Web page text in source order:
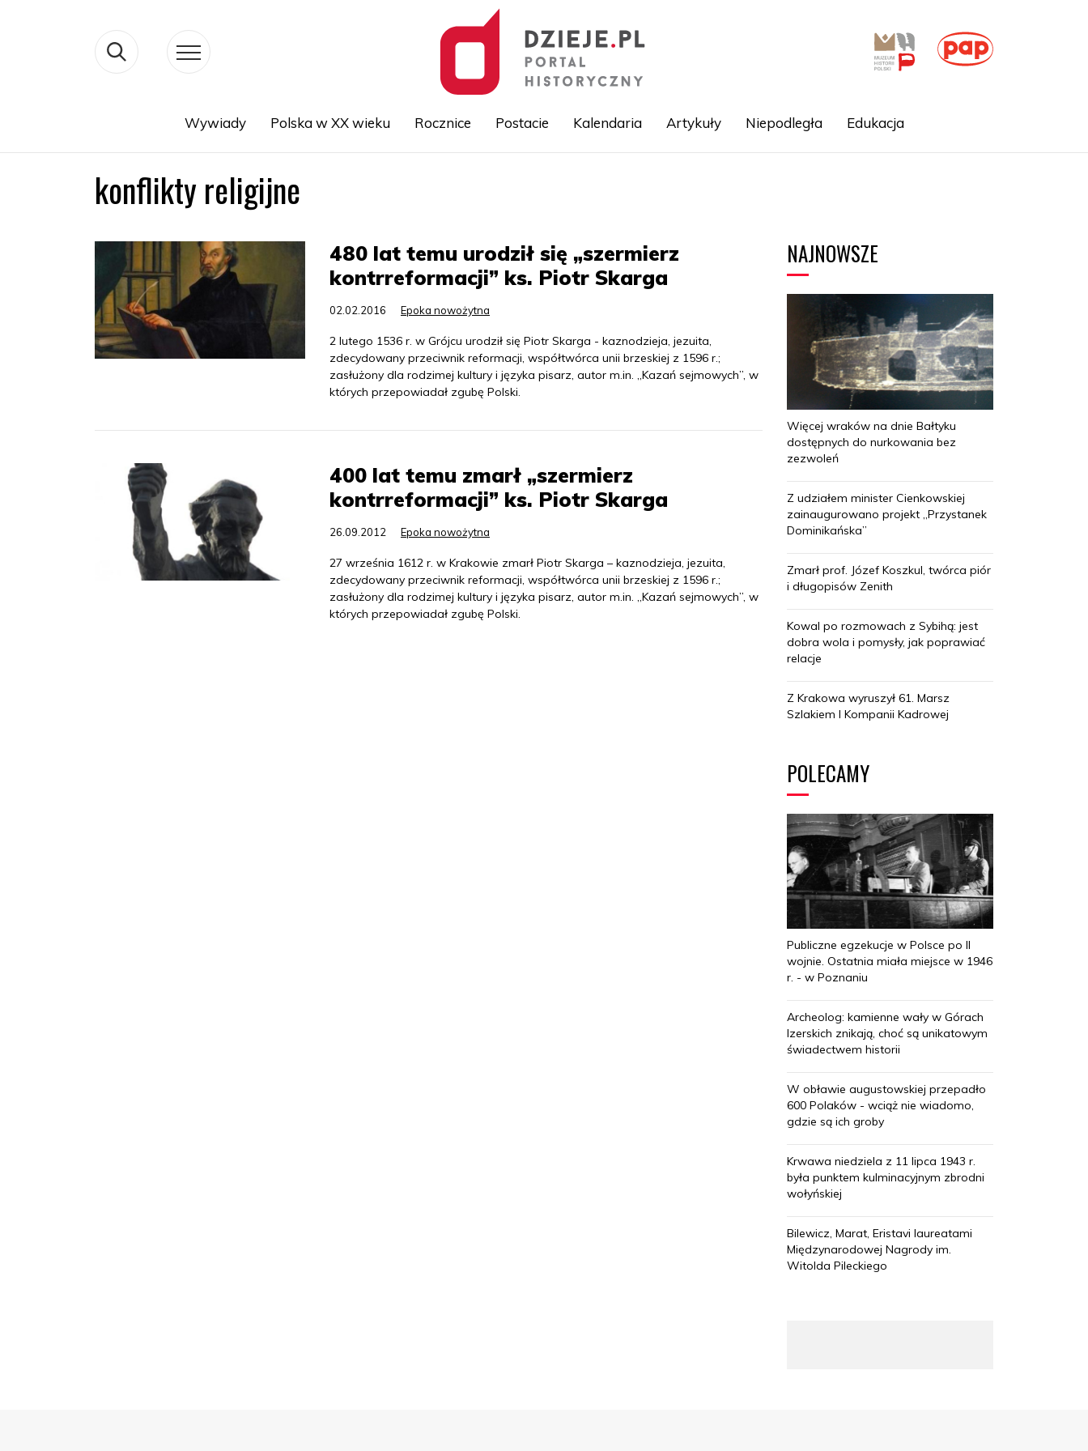
Wywiady Polska w XX wieku Rocznice Postacie Kalendaria Artykuły Niepodległa Edukacja
konflikty religijne
480 lat temu urodził się „szermierz
kontrreformacji” ks. Piotr Skarga
02.02.2016 Epoka nowożytna
2 lutego 1536 r. w Grójcu urodził się Piotr Skarga - kaznodzieja, jezuita,
zdecydowany przeciwnik reformacji, współtwórca unii brzeskiej z 1596 r.;
zasłużony dla rodzimej kultury i języka pisarz, autor m.in. „Kazań sejmowych”, w
których przepowiadał zgubę Polski.
400 lat temu zmarł „szermierz
kontrreformacji” ks. Piotr Skarga
26.09.2012 Epoka nowożytna
27 września 1612 r. w Krakowie zmarł Piotr Skarga – kaznodzieja, jezuita,
zdecydowany przeciwnik reformacji, współtwórca unii brzeskiej z 1596 r.;
zasłużony dla rodzimej kultury i języka pisarz, autor m.in. „Kazań sejmowych”, w
których przepowiadał zgubę Polski.
NAJNOWSZE
Więcej wraków na dnie Bałtyku
dostępnych do nurkowania bez
zezwoleń
Z udziałem minister Cienkowskiej
zainaugurowano projekt „Przystanek
Dominikańska”
Zmarł prof. Józef Koszkul, twórca piór
i długopisów Zenith
Kowal po rozmowach z Sybihą: jest
dobra wola i pomysły, jak poprawiać
relacje
Z Krakowa wyruszył 61. Marsz
Szlakiem I Kompanii Kadrowej
POLECAMY
Publiczne egzekucje w Polsce po II
wojnie. Ostatnia miała miejsce w 1946
r. - w Poznaniu
Archeolog: kamienne wały w Górach
Izerskich znikają, choć są unikatowym
świadectwem historii
W obławie augustowskiej przepadło
600 Polaków - wciąż nie wiadomo,
gdzie są ich groby
Krwawa niedziela z 11 lipca 1943 r.
była punktem kulminacyjnym zbrodni
wołyńskiej
Bilewicz, Marat, Eristavi laureatami
Międzynarodowej Nagrody im.
Witolda Pileckiego